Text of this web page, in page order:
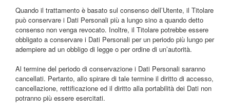
Quando il trattamento è basato sul consenso dell’Utente, il Titolare
può conservare i Dati Personali più a lungo sino a quando detto
consenso non venga revocato. Inoltre, il Titolare potrebbe essere
obbligato a conservare i Dati Personali per un periodo più lungo per
adempiere ad un obbligo di legge o per ordine di un’autorità.
Al termine del periodo di conservazione i Dati Personali saranno
cancellati. Pertanto, allo spirare di tale termine il diritto di accesso,
cancellazione, rettificazione ed il diritto alla portabilità dei Dati non
potranno più essere esercitati.